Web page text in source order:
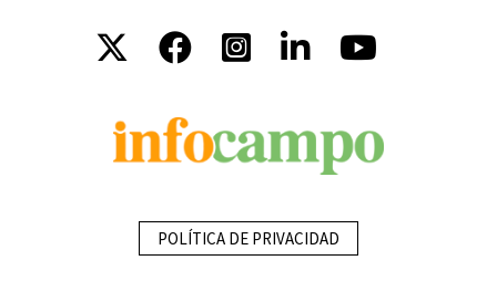
POLÍTICA DE PRIVACIDAD